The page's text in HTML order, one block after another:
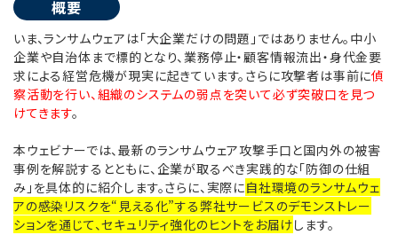
概要
いま、ランサムウェアは「大企業だけの問題」ではありません。中小
企業や自治体まで標的となり、業務停止・顧客情報流出・身代金要
求による経営危機が現実に起きています。さらに攻撃者は事前に偵
察活動を行い、組織のシステムの弱点を突いて必ず突破口を見つ
けてきます。
本ウェビナーでは、最新のランサムウェア攻撃手口と国内外の被害
事例を解説するとともに、企業が取るべき実践的な「防御の仕組
み」を具体的に紹介します。さらに、実際に自社環境のランサムウェ
アの感染リスクを“見える化”する弊社サービスのデモンストレー
ションを通じて、セキュリティ強化のヒントをお届けします。